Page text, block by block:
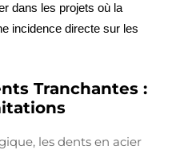
dans les projets où la
incidence directe sur les
Tranchantes :
les dents en acier